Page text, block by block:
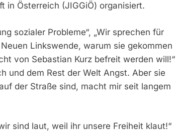
in Österreich (JIGGiÖ) organisiert.
sozialer Probleme“, „Wir sprechen für
Linkswende, warum sie gekommen
von Sebastian Kurz befreit werden will!“
und dem Rest der Welt Angst. Aber sie
der Straße sind, macht mir seit langem
sind laut, weil ihr unsere Freiheit klaut!“